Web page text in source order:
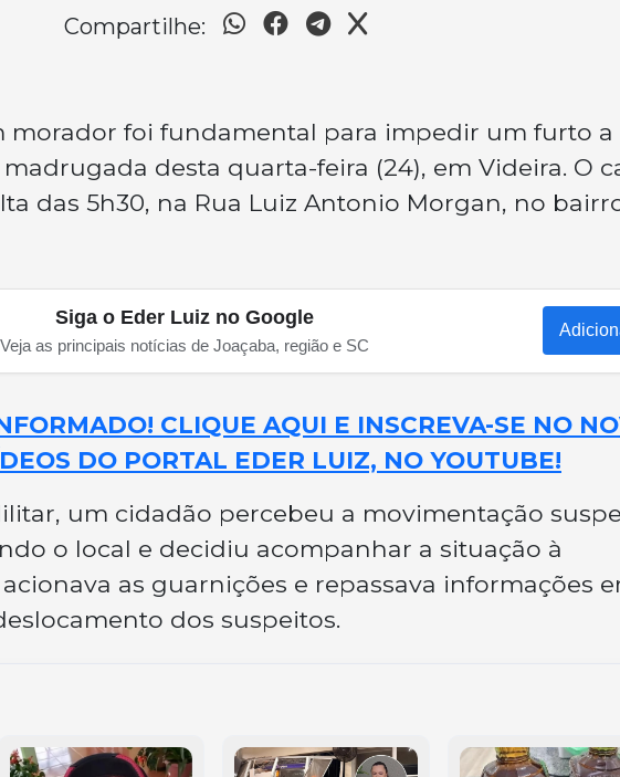
Compartilhe:
morador foi fundamental para impedir um furto a
desta quarta-feira (24), em Videira. O
das 5h30, na Rua Luiz Antonio Morgan, no
Siga o Eder Luiz no Google
Veja as principais notícias de Joaçaba, região e SC
CLIQUE AQUI E INSCREVA-SE NO
DO PORTAL EDER LUIZ, NO YOUTUBE!
um cidadão percebeu a movimentação
o local e decidiu acompanhar a situação à
as guarnições e repassava informações
dos suspeitos.